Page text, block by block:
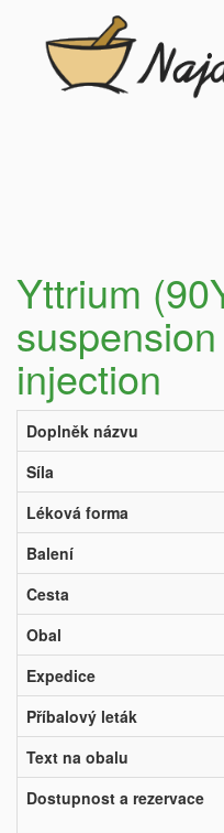
Yttrium
injection
Doplněk názvu
Síla
Léková forma
Balení
Cesta
Obal
Expedice
Příbalový leták
Text na obalu
Dostupnost a rezervace